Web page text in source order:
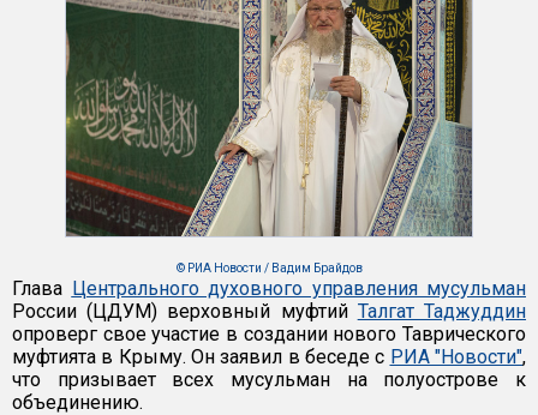
© РИА Новости / Вадим Брайдов
Глава Центрального духовного управления мусульман
России (ЦДУМ) верховный муфтий Талгат Таджуддин
опроверг свое участие в создании нового Таврического
муфтията в Крыму. Он заявил в беседе с РИА "Новости",
что призывает всех мусульман на полуострове к
объединению.